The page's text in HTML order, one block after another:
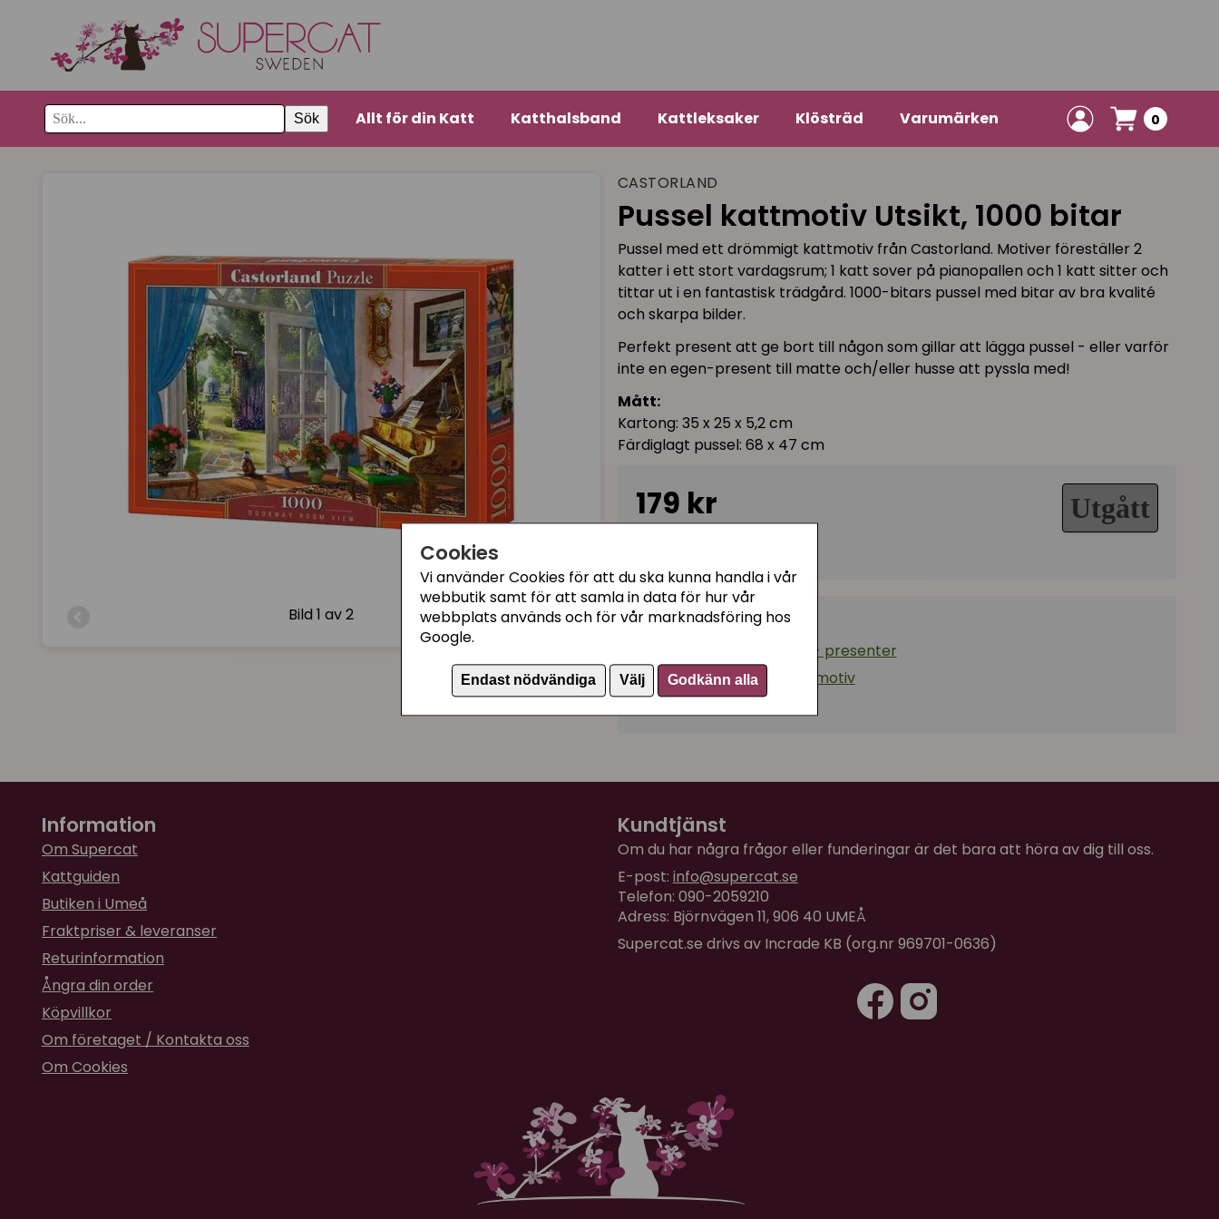
Cookies
Vi använder Cookies för att du ska kunna handla i vår
webbutik samt för att samla in data för hur vår
webbplats används och för vår marknadsföring hos
Google.
Endast nödvändiga Välj Godkänn alla
Sök Allt för din Katt Katthalsband Kattleksaker Klösträd Varumärken 0
Bild1 av 2
CASTORLAND
Pussel kattmotiv Utsikt, 1000 bitar
Pussel med ett drömmigt kattmotiv från Castorland. Motiver föreställer 2
katter i ett stort vardagsrum; 1 katt sover på pianopallen och 1 katt sitter och
tittar ut i en fantastisk trädgård. 1000-bitars pussel med bitar av bra kvalité
och skarpa bilder.
Perfekt present att ge bort till någon som gillar att lägga pussel - eller varför
inte en egen-present till matte och/eller husse att pyssla med!
Mått:
Kartong: 35 x 25 x 5,2 cm
Färdiglagt pussel: 68 x 47 cm
179 kr Utgått
Kategorier:
Kattprylar till människor - presenter
Pussel och spel med kattmotiv
Information
Om Supercat
Kattguiden
Butiken i Umeå
Fraktpriser & leveranser
Returinformation
Ångra din order
Köpvillkor
Om företaget / Kontakta oss
Om Cookies
Kundtjänst
Om du har några frågor eller funderingar är det bara att höra av dig till oss.
E-post: info@supercat.se
Telefon: 090-2059210
Adress: Björnvägen 11, 906 40 UMEÅ
Supercat.se drivs av Incrade KB (org.nr 969701-0636)